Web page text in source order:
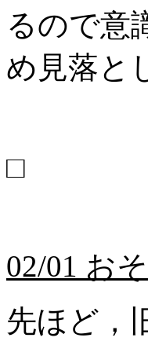
るので意
め見落と
□
02/01 お
先ほど，